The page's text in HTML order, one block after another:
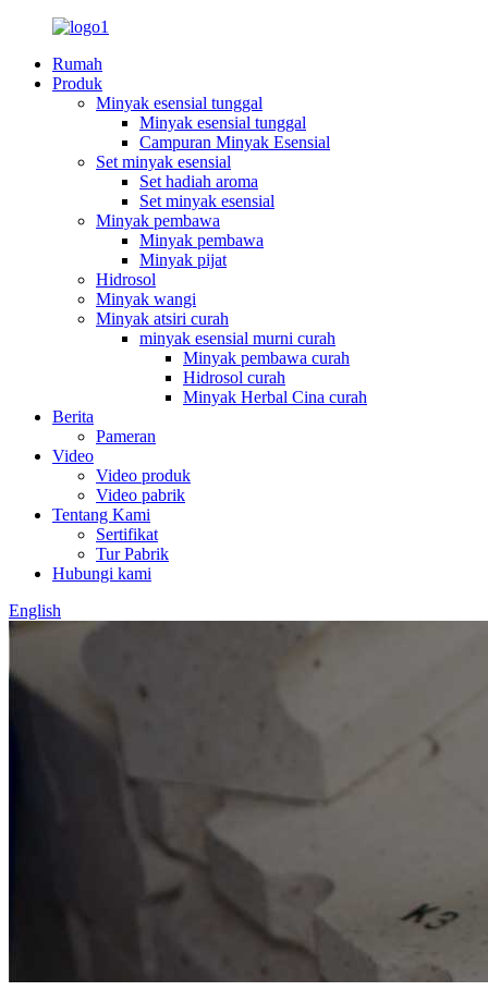
Rumah
Produk
Minyak esensial tunggal
Minyak esensial tunggal
Campuran Minyak Esensial
Set minyak esensial
Set hadiah aroma
Set minyak esensial
Minyak pembawa
Minyak pembawa
Minyak pijat
Hidrosol
Minyak wangi
Minyak atsiri curah
minyak esensial murni curah
Minyak pembawa curah
Hidrosol curah
Minyak Herbal Cina curah
Berita
Pameran
Video
Video produk
Video pabrik
Tentang Kami
Sertifikat
Tur Pabrik
Hubungi kami
English